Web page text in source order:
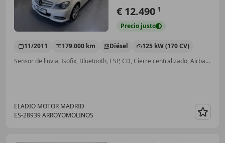
€ 12.490 1
Precio justo
11/2011 179.000 km Diésel
125 kW (170 CV)
Sensor de lluvia, Isofix, Bluetooth, ESP, CD, Cierre centralizado, Airbags laterales
ELADIO MOTOR MADRID
ES-28939 ARROYOMOLINOS